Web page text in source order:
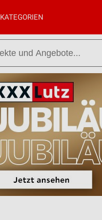
KATEGORIEN